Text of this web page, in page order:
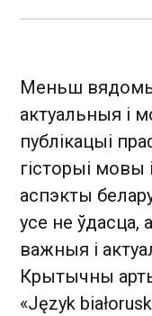
Меньш
актуальныя і
публікацыі
гісторыі мовы
аспэкты
усе не ўдасца,
важныя і
Крытычны
«Język